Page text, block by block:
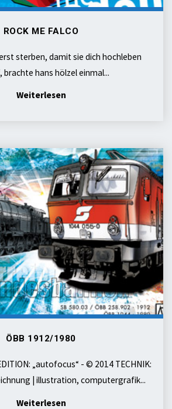
ROCK ME FALCO
sterben, damit sie dich hochleben
brachte hans hölzel einmal...
Weiterlesen"rock
ÖBB 1912/1980
„autofocus“ - © 2014 TECHNIK:
| illustration, computergrafik...
Weiterlesen"öbb